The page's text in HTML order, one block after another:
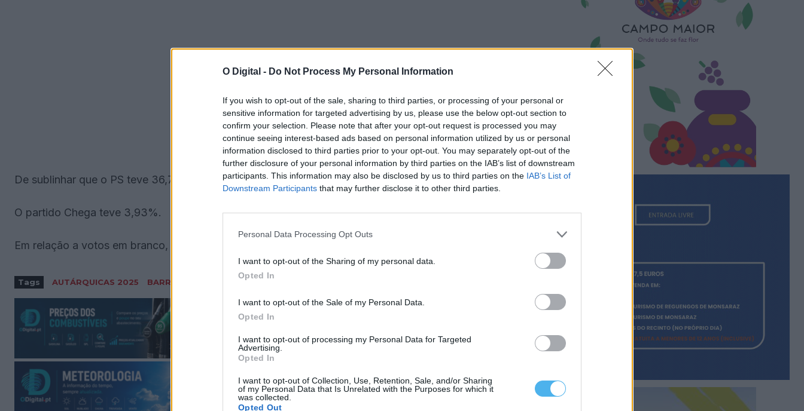
O Digital - Do Not Process My Personal Information
If you wish to opt-out of the sale, sharing to third parties, or processing of your personal or
sensitive information for targeted advertising by us, please use the below opt-out section to
confirm your selection. Please note that after your opt-out request is processed you may
continue seeing interest-based ads based on personal information utilized by us or personal
information disclosed to third parties prior to your opt-out. You may separately opt-out of the
further disclosure of your personal information by third parties on the IAB’s list of downstream
participants. This information may also be disclosed by us to third parties on the IAB’s List of
Downstream Participants that may further disclose it to other third parties.
Personal Data Processing Opt Outs
I want to opt-out of the Sharing of my personal data.
Opted In
I want to opt-out of the Sale of my Personal Data.
Opted In
I want to opt-out of processing my Personal Data for Targeted
Advertising.
Opted In
I want to opt-out of Collection, Use, Retention, Sale, and/or Sharing
of my Personal Data that Is Unrelated with the Purposes for which it
was collected.
Opted Out
De sublinhar que o PS teve 36,78% dos votos e elegeu 2 mandatos.
O partido Chega teve 3,93%.
Em relação a votos em branco, houve 33. Já nulos foram 12.
Tags AUTÁRQUICAS 2025 BARRANCOS